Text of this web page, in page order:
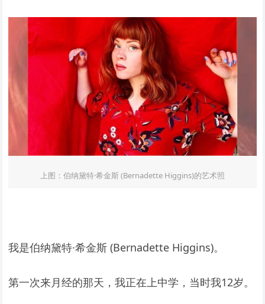
上图：伯纳黛特·希金斯 (Bernadette Higgins)的艺术照
我是伯纳黛特·希金斯 (Bernadette Higgins)。
第一次来月经的那天，我正在上中学，当时我12岁。